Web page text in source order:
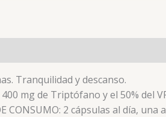
Tranquilidad y descanso.
mg de Triptófano y el 50% del
CONSUMO: 2 cápsulas al día,